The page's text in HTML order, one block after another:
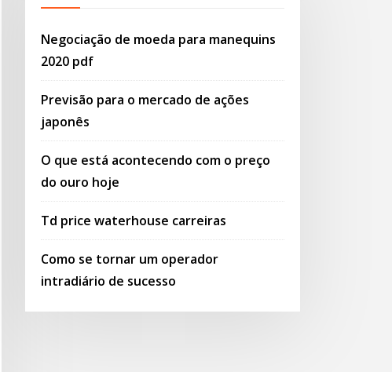
Negociação de moeda para manequins
2020 pdf
Previsão para o mercado de ações
japonês
O que está acontecendo com o preço
do ouro hoje
Td price waterhouse carreiras
Como se tornar um operador
intradiário de sucesso